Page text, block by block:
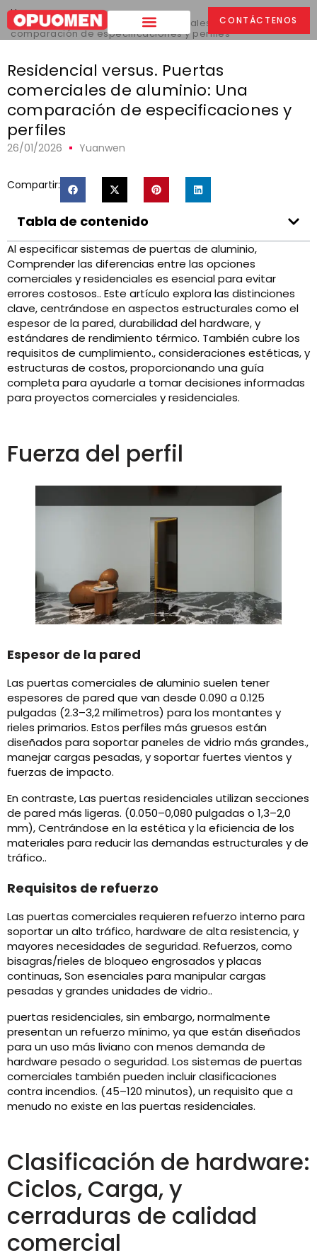
CONTÁCTENOS
Hogar >
Residencial versus. Puertas comerciales de aluminio: Una
comparación de especificaciones y perfiles
Residencial versus. Puertas
comerciales de aluminio: Una
comparación de especificaciones y
perfiles
26/01/2026 Yuanwen
Compartir:
Tabla de contenido
Al especificar sistemas de puertas de aluminio,
Comprender las diferencias entre las opciones
comerciales y residenciales es esencial para evitar
errores costosos.. Este artículo explora las distinciones
clave, centrándose en aspectos estructurales como el
espesor de la pared, durabilidad del hardware, y
estándares de rendimiento térmico. También cubre los
requisitos de cumplimiento., consideraciones estéticas, y
estructuras de costos, proporcionando una guía
completa para ayudarle a tomar decisiones informadas
para proyectos comerciales y residenciales.
Fuerza del perfil
Espesor de la pared
Las puertas comerciales de aluminio suelen tener
espesores de pared que van desde 0.090 a 0.125
pulgadas (2.3–3,2 milímetros) para los montantes y
rieles primarios. Estos perfiles más gruesos están
diseñados para soportar paneles de vidrio más grandes.,
manejar cargas pesadas, y soportar fuertes vientos y
fuerzas de impacto.
En contraste, Las puertas residenciales utilizan secciones
de pared más ligeras. (0.050–0,080 pulgadas o 1,3–2,0
mm), Centrándose en la estética y la eficiencia de los
materiales para reducir las demandas estructurales y de
tráfico..
Requisitos de refuerzo
Las puertas comerciales requieren refuerzo interno para
soportar un alto tráfico, hardware de alta resistencia, y
mayores necesidades de seguridad. Refuerzos, como
bisagras/rieles de bloqueo engrosados ​​y placas
continuas, Son esenciales para manipular cargas
pesadas y grandes unidades de vidrio..
puertas residenciales, sin embargo, normalmente
presentan un refuerzo mínimo, ya que están diseñados
para un uso más liviano con menos demanda de
hardware pesado o seguridad. Los sistemas de puertas
comerciales también pueden incluir clasificaciones
contra incendios. (45–120 minutos), un requisito que a
menudo no existe en las puertas residenciales.
Clasificación de hardware:
Ciclos, Carga, y
cerraduras de calidad
comercial